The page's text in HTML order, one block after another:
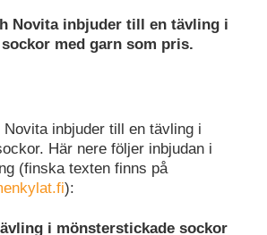
Novita inbjuder till en tävling i
med garn som pris.
inbjuder till en tävling i
Här nere följer inbjudan i
(finska texten finns på
):
i mönsterstickade sockor